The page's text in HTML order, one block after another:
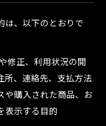
は、以下のとおりで
修正、利用状況の閲
所、連絡先、支払方法
や購入された商品、お
表示する目的